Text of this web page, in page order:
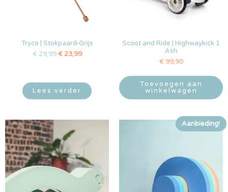
Tryco | Stokpaard-Grijs
€ 29,99 €23,99
Lees verder
Scoot and Ride | Highwaykick 1
Ash
€ 99,90
Toevoegen aan
winkelwagen
Aanbieding!